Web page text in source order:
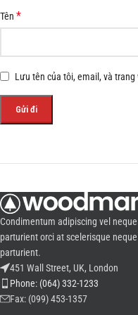
Tên *
Lưu tên của tôi, email, và
Condimentum adipiscing vel
parturient orci at scelerisque
parturient.
451 Wall Street, UK, London
Phone: (064) 332-1233
Fax: (099) 453-1357